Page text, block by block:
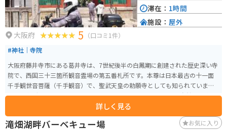
大阪府 5 （口コミ1件）
#神社｜寺院
大阪府藤井寺市にある葛井寺は、7世紀後半の白鳳期に創建された歴史深い寺
院で、西国三十三箇所観音霊場の第五番札所です。本尊は日本最古の十一面
千手観世音菩薩（千手観音）で、聖武天皇の勅願寺としても知られていま
す。 参拝時間は08:00から17:00までとなっており、四季折々の自然美を楽し
むことができます。歴史と自然を感じながら、心穏やかな時間を過ごすこと
ができるでしょう。葛井寺は、精神的な癒しを求めるバイクツーリングの途
中に立ち寄るのに最適なスポットです。藤の花が有名なお寺でその時期にな
詳しく見る
滞在： 1時間
施設： 屋外
滝畑湖畔バーベキュー場 お気に入り